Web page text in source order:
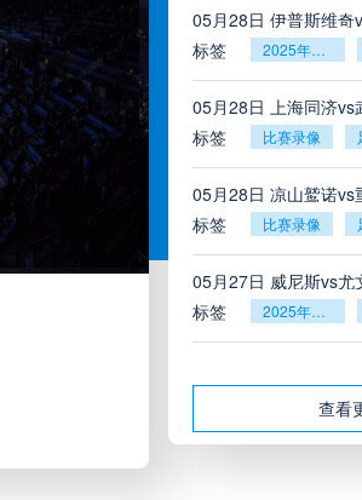
标签
2025年5月26日
标签
比赛录像
标签
比赛录像
标签
2025年5月26日
查看